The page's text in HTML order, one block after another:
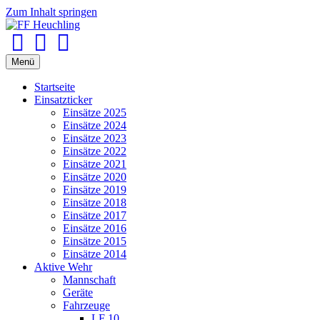
Zum Inhalt springen
Menü
Startseite
Einsatzticker
Einsätze 2025
Einsätze 2024
Einsätze 2023
Einsätze 2022
Einsätze 2021
Einsätze 2020
Einsätze 2019
Einsätze 2018
Einsätze 2017
Einsätze 2016
Einsätze 2015
Einsätze 2014
Aktive Wehr
Mannschaft
Geräte
Fahrzeuge